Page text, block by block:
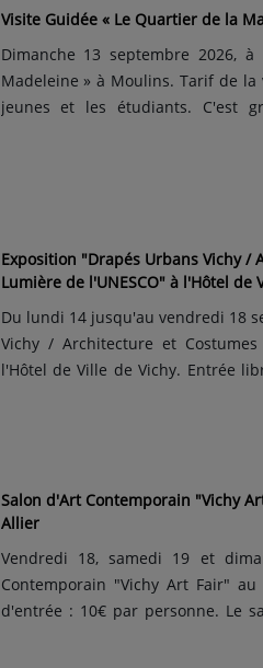
cho...
Visite Guidée « Le Quartier de la
Dimanche 13 septembre 2026,
Madeleine » à Moulins. Tarif de
jeunes et les étudiants. C'est
Exposition "Drapés Urbans Vichy /
Lumière de l'UNESCO" à l'Hôtel de
Du lundi 14 jusqu'au vendredi 18
Vichy / Architecture et
l'Hôtel de Ville de Vichy. Entrée
Salon d'Art Contemporain "Vichy
Allier
Vendredi 18, samedi 19 et
Contemporain "Vichy Art Fair"
d'entrée : 10€ par personne. Le